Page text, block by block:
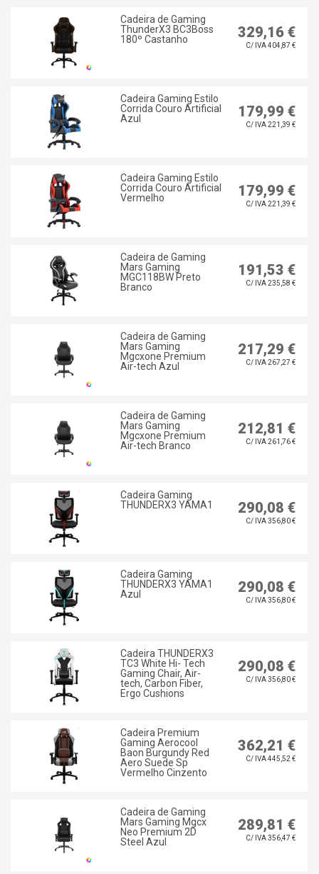
Cadeira de Gaming
ThunderX3 BC3Boss
180º Castanho
329,16 €
C/ IVA 404,87 €
Cadeira Gaming Estilo
Corrida Couro Artificial
Azul
179,99 €
C/ IVA 221,39 €
Cadeira Gaming Estilo
Corrida Couro Artificial
Vermelho
179,99 €
C/ IVA 221,39 €
Cadeira de Gaming
Mars Gaming
MGC118BW Preto
Branco
191,53 €
C/ IVA 235,58 €
Cadeira de Gaming
Mars Gaming
Mgcxone Premium
Air-tech Azul
217,29 €
C/ IVA 267,27 €
Cadeira de Gaming
Mars Gaming
Mgcxone Premium
Air-tech Branco
212,81 €
C/ IVA 261,76 €
Cadeira Gaming
THUNDERX3 YAMA1
290,08 €
C/ IVA 356,80 €
Cadeira Gaming
THUNDERX3 YAMA1
Azul
290,08 €
C/ IVA 356,80 €
Cadeira THUNDERX3
TC3 White Hi- Tech
Gaming Chair, Air-
tech, Carbon Fiber,
Ergo Cushions
290,08 €
C/ IVA 356,80 €
Cadeira Premium
Gaming Aerocool
Baon Burgundy Red
Aero Suede Sp
Vermelho Cinzento
362,21 €
C/ IVA 445,52 €
Cadeira de Gaming
Mars Gaming Mgcx
Neo Premium 2D
Steel Azul
289,81 €
C/ IVA 356,47 €